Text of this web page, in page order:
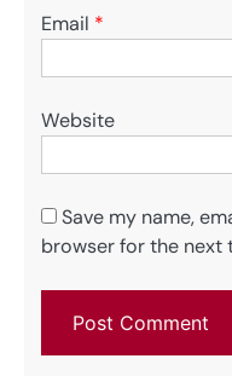
Email *
Website
Save my name,
browser for the next